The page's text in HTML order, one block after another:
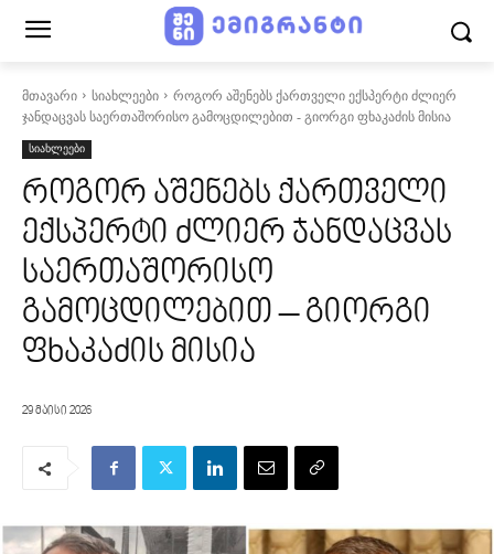
მთავარი სიახლეები
როგორ აშენებს ქართველი ექსპერტი ძლიერ
ჯანდაცვას საერთაშორისო გამოცდილებით - გიორგი ფხაკაძის მისია
სიახლეები
როგორ აშენებს ქართველი
ექსპერტი ძლიერ ჯანდაცვას
საერთაშორისო
გამოცდილებით – გიორგი
ფხაკაძის მისია
29 მაისი 2026